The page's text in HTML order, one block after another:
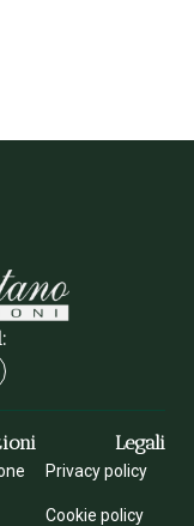
Legali
Privacy policy
Cookie policy